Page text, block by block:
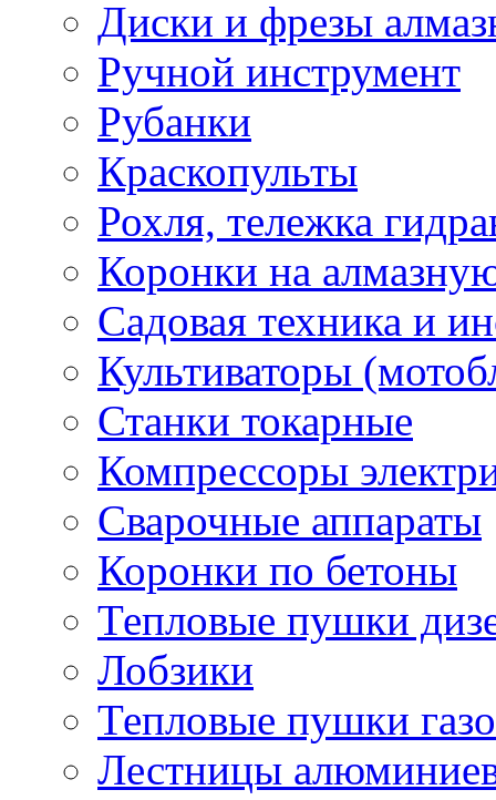
Диски и фрезы
Ручной инструмент
Рубанки
Краскопульты
Рохля, тележка
Коронки на
Садовая техника и
Культиваторы
Станки токарные
Компрессоры
Сварочные аппараты
Коронки по бетоны
Тепловые пушки
Лобзики
Тепловые пушки
Лестницы